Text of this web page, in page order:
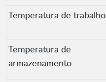
Temperatura de trabalho
Temperatura de
armazenamento